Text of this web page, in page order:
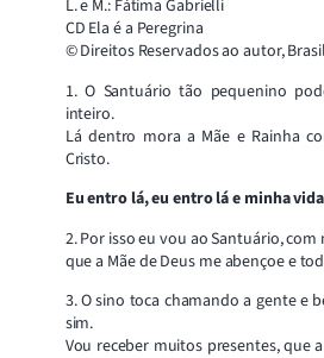
L. e M.: Fátima Gabrielli
CD Ela é a Peregrina
© Direitos Reservados ao autor, Brasil
1. O Santuário tão pequenino
inteiro.
Lá dentro mora a Mãe e Rainha
Cristo.
Eu entro lá, eu entro lá e minha
2. Por isso eu vou ao Santuário,
que a Mãe de Deus me abençoe e
3. O sino toca chamando a gente e
sim.
Vou receber muitos presentes, que